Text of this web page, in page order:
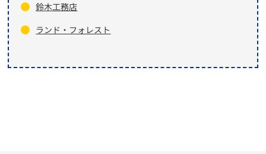
鈴木工務店
ランド・フォレスト